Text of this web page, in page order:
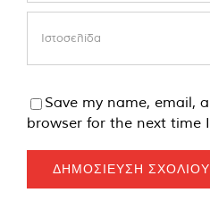
Save my name, email,
browser for the next time